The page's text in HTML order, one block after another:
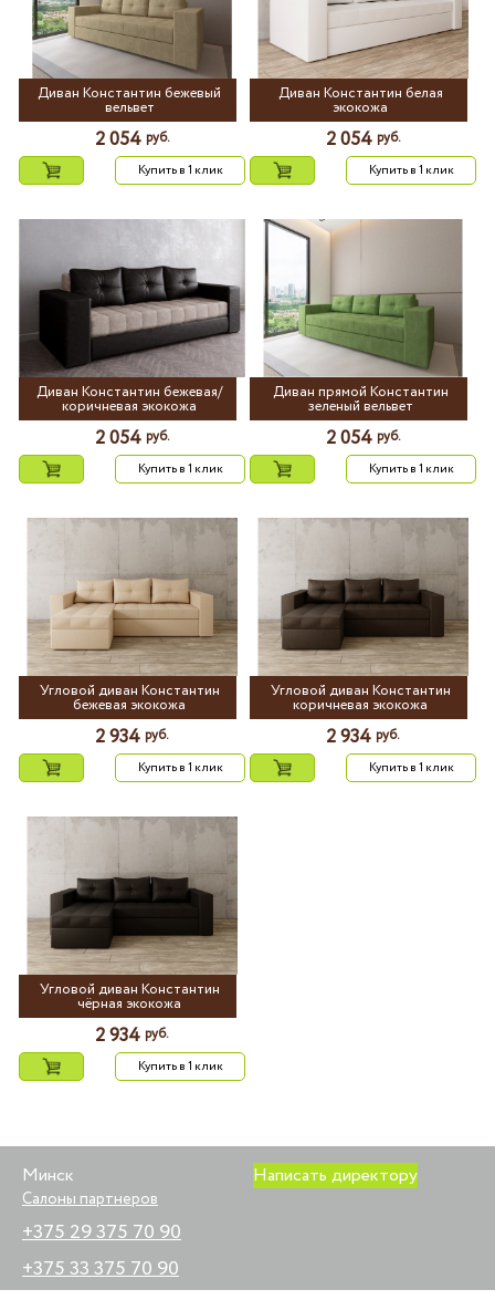
Диван Константин бежевый
вельвет
2 054 руб.
Купить в 1 клик
Диван Константин белая
экокожа
2 054 руб.
Купить в 1 клик
Диван Константин бежевая/
коричневая экокожа
2 054 руб.
Купить в 1 клик
Диван прямой Константин
зеленый вельвет
2 054 руб.
Купить в 1 клик
Угловой диван Константин
бежевая экокожа
2 934 руб.
Купить в 1 клик
Угловой диван Константин
коричневая экокожа
2 934 руб.
Купить в 1 клик
Угловой диван Константин
чёрная экокожа
2 934 руб.
Купить в 1 клик
Минск
Салоны партнеров
+375 29 375 70 90
+375 33 375 70 90
Написать директору